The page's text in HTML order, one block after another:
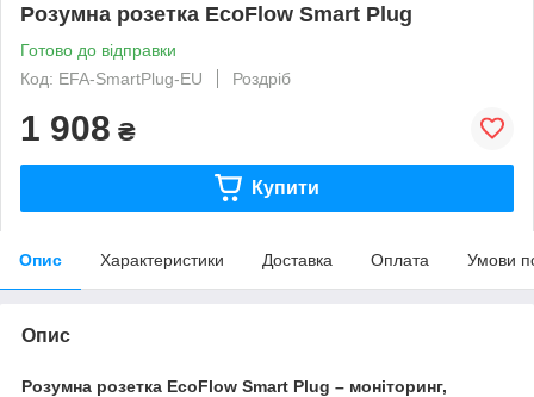
Розумна розетка EcoFlow Smart Plug
Готово до відправки
Код: EFA-SmartPlug-EU
Роздріб
1 908 ₴
Купити
Опис Характеристики Доставка Оплата Умови
Опис
Розумна розетка EcoFlow Smart Plug – моніторинг,